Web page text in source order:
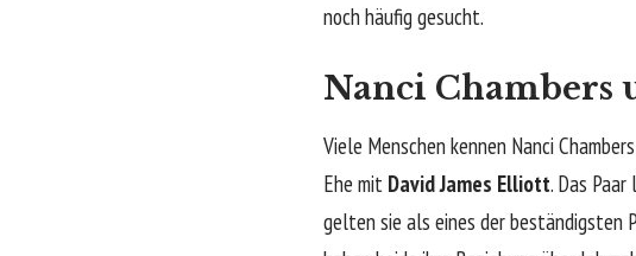
noch häufig gesucht.
Nanci Chambers
Viele Menschen kennen Nanci
Ehe mit David James Elliott. Das
gelten sie als eines der beständigsten